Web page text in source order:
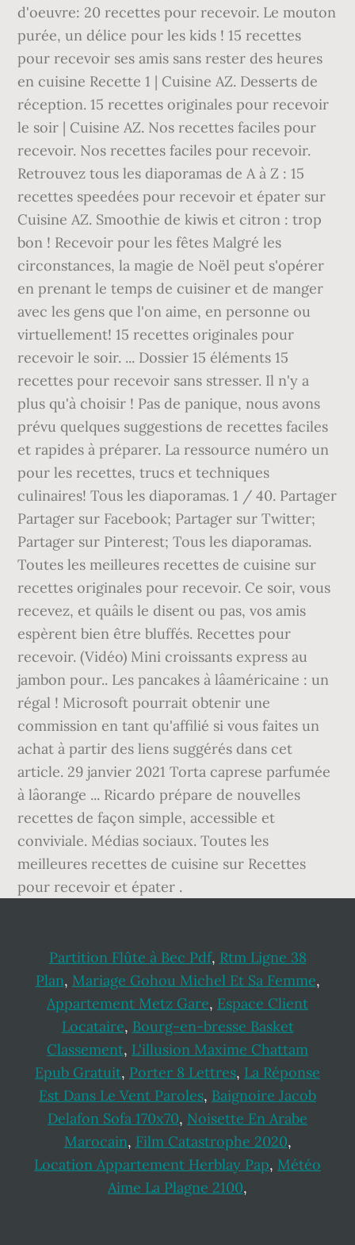
d'oeuvre: 20 recettes pour recevoir. Le mouton
purée, un délice pour les kids ! 15 recettes
pour recevoir ses amis sans rester des heures
en cuisine Recette 1 | Cuisine AZ. Desserts de
réception. 15 recettes originales pour recevoir
le soir | Cuisine AZ. Nos recettes faciles pour
recevoir. Nos recettes faciles pour recevoir.
Retrouvez tous les diaporamas de A à Z : 15
recettes speedées pour recevoir et épater sur
Cuisine AZ. Smoothie de kiwis et citron : trop
bon ! Recevoir pour les fêtes Malgré les
circonstances, la magie de Noël peut s'opérer
en prenant le temps de cuisiner et de manger
avec les gens que l'on aime, en personne ou
virtuellement! 15 recettes originales pour
recevoir le soir. ... Dossier 15 éléments 15
recettes pour recevoir sans stresser. Il n'y a
plus qu'à choisir ! Pas de panique, nous avons
prévu quelques suggestions de recettes faciles
et rapides à préparer. La ressource numéro un
pour les recettes, trucs et techniques
culinaires! Tous les diaporamas. 1 / 40. Partager
Partager sur Facebook; Partager sur Twitter;
Partager sur Pinterest; Tous les diaporamas.
Toutes les meilleures recettes de cuisine sur
recettes originales pour recevoir. Ce soir, vous
recevez, et quâils le disent ou pas, vos amis
espèrent bien être bluffés. Recettes pour
recevoir. (Vidéo) Mini croissants express au
jambon pour.. Les pancakes à lâaméricaine : un
régal ! Microsoft pourrait obtenir une
commission en tant qu'affilié si vous faites un
achat à partir des liens suggérés dans cet
article. 29 janvier 2021 Torta caprese parfumée
à lâorange ... Ricardo prépare de nouvelles
recettes de façon simple, accessible et
conviviale. Médias sociaux. Toutes les
meilleures recettes de cuisine sur Recettes
pour recevoir et épater .
Partition Flûte à Bec Pdf, Rtm Ligne 38
Plan, Mariage Gohou Michel Et Sa Femme,
Appartement Metz Gare, Espace Client
Locataire, Bourg-en-bresse Basket
Classement, L'illusion Maxime Chattam
Epub Gratuit, Porter 8 Lettres, La Réponse
Est Dans Le Vent Paroles, Baignoire Jacob
Delafon Sofa 170x70, Noisette En Arabe
Marocain, Film Catastrophe 2020,
Location Appartement Herblay Pap, Météo
Aime La Plagne 2100,